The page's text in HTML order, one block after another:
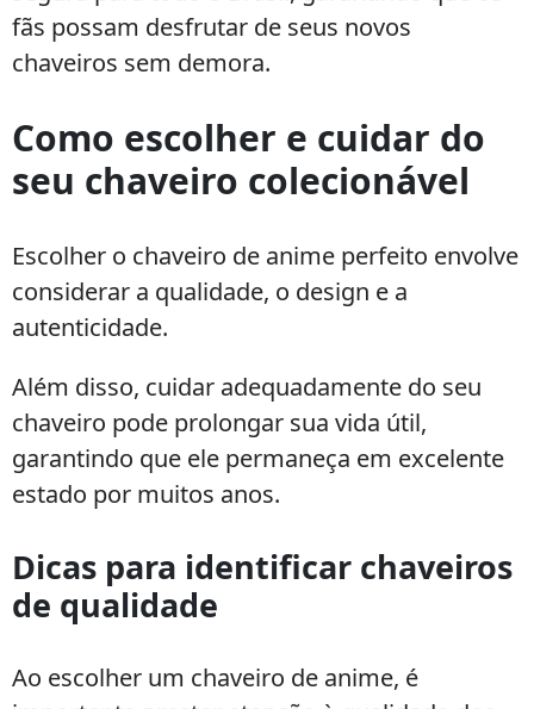
fãs possam desfrutar de seus novos
chaveiros sem demora.
Como escolher e cuidar do
seu chaveiro colecionável
Escolher o chaveiro de anime perfeito envolve
considerar a qualidade, o design e a
autenticidade.
Além disso, cuidar adequadamente do seu
chaveiro pode prolongar sua vida útil,
garantindo que ele permaneça em excelente
estado por muitos anos.
Dicas para identificar chaveiros
de qualidade
Ao escolher um chaveiro de anime, é